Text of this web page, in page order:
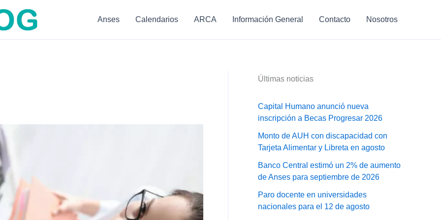
Anses Calendarios ARCA Información General Contacto Nosotros
Últimas noticias
Capital Humano anunció nueva
inscripción a Becas Progresar 2026
Monto de AUH con discapacidad con
Tarjeta Alimentar y Libreta en agosto
Banco Central estimó un 2% de aumento
de Anses para septiembre de 2026
Paro docente en universidades
nacionales para el 12 de agosto